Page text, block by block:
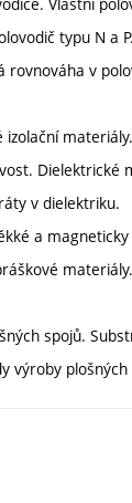
typu N a
rovnováha v
Dielektrické
v dielektriku.
a
spojů.
výroby plošných